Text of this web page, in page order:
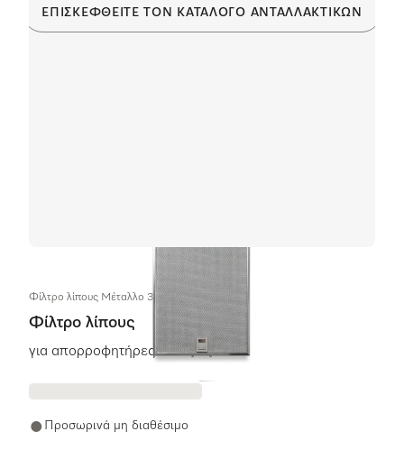
Φίλτρο λίπους Μέταλλο 375x280,5x9
Φίλτρο λίπους
για απορροφητήρες
Προσωρινά μη διαθέσιμο
ΕΠΙΣΚΕΦΘΕΊΤΕ ΤΟΝ ΚΑΤΆΛΟΓΟ ΑΝΤΑΛΛΑΚΤΙΚΏΝ